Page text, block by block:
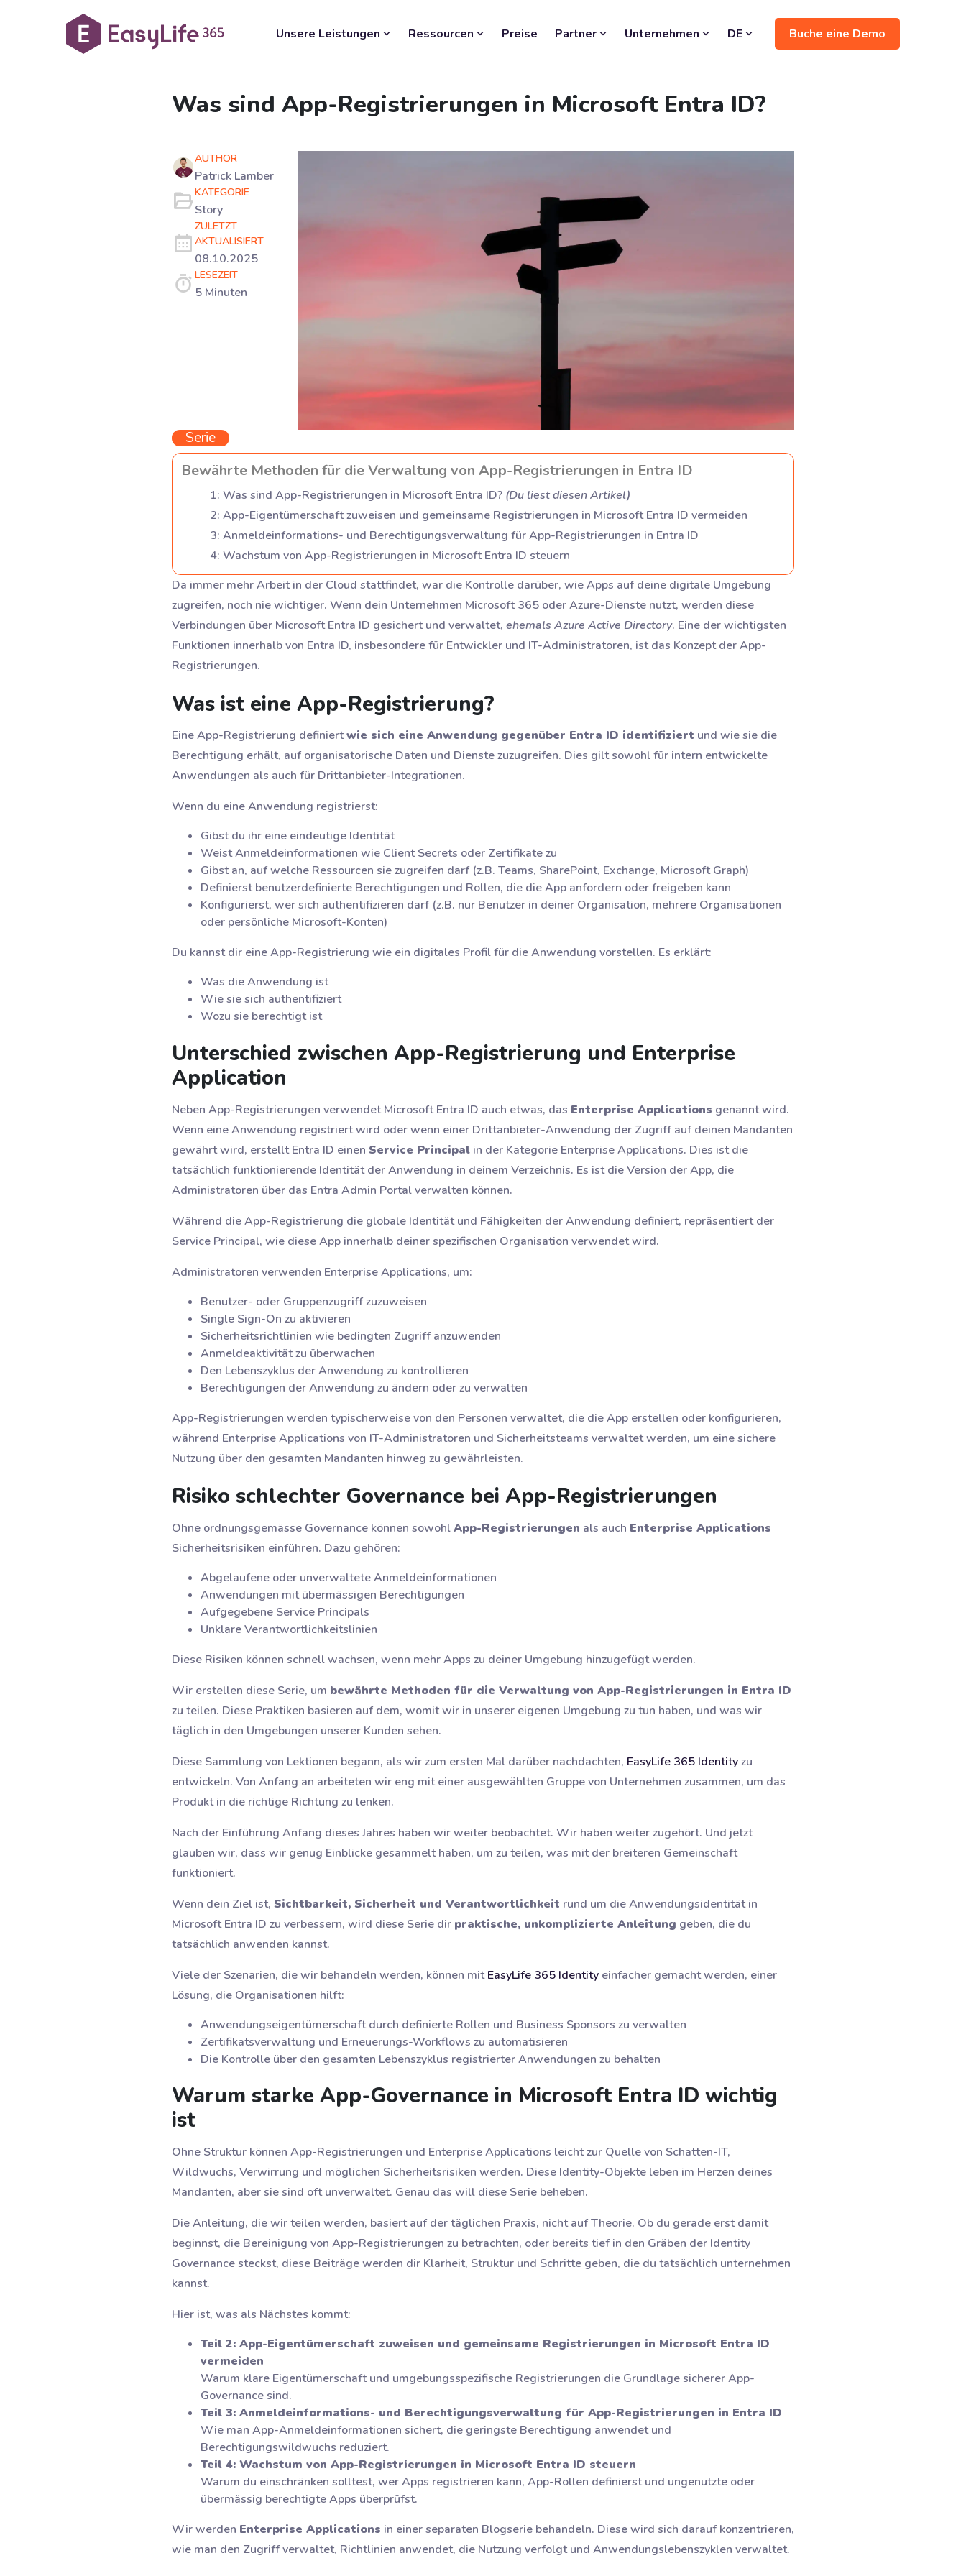
Unsere Leistungen Ressourcen Preise Partner Unternehmen DE Buche eine Demo
Was sind App-Registrierungen in Microsoft Entra ID?
AUTHOR
Patrick Lamber
KATEGORIE
Story
ZULETZT
AKTUALISIERT
08.10.2025
LESEZEIT
5 Minuten
Serie
Bewährte Methoden für die Verwaltung von App-Registrierungen in Entra ID
1: Was sind App-Registrierungen in Microsoft Entra ID? (Du liest diesen Artikel)
2: App-Eigentümerschaft zuweisen und gemeinsame Registrierungen in Microsoft Entra ID vermeiden
3: Anmeldeinformations- und Berechtigungsverwaltung für App-Registrierungen in Entra ID
4: Wachstum von App-Registrierungen in Microsoft Entra ID steuern
Da immer mehr Arbeit in der Cloud stattfindet, war die Kontrolle darüber, wie Apps auf deine digitale Umgebung
zugreifen, noch nie wichtiger. Wenn dein Unternehmen Microsoft 365 oder Azure-Dienste nutzt, werden diese
Verbindungen über Microsoft Entra ID gesichert und verwaltet, ehemals Azure Active Directory. Eine der wichtigsten
Funktionen innerhalb von Entra ID, insbesondere für Entwickler und IT-Administratoren, ist das Konzept der App-
Registrierungen.
Was ist eine App-Registrierung?
Eine App-Registrierung definiertwie sich eine Anwendung gegenüber Entra ID identifiziert und wie sie die
Berechtigung erhält, auf organisatorische Daten und Dienste zuzugreifen. Dies gilt sowohl für intern entwickelte
Anwendungen als auch für Drittanbieter-Integrationen.
Wenn du eine Anwendung registrierst:
Gibst du ihr eine eindeutige Identität
Weist Anmeldeinformationen wie Client Secrets oder Zertifikate zu
Gibst an, auf welche Ressourcen sie zugreifen darf (z.B. Teams, SharePoint, Exchange, Microsoft Graph)
Definierst benutzerdefinierte Berechtigungen und Rollen, die die App anfordern oder freigeben kann
Konfigurierst, wer sich authentifizieren darf (z.B. nur Benutzer in deiner Organisation, mehrere Organisationen
oder persönliche Microsoft-Konten)
Du kannst dir eine App-Registrierung wie ein digitales Profil für die Anwendung vorstellen. Es erklärt:
Was die Anwendung ist
Wie sie sich authentifiziert
Wozu sie berechtigt ist
Unterschied zwischen App-Registrierung und Enterprise
Application
Neben App-Registrierungen verwendet Microsoft Entra ID auch etwas, das Enterprise Applications genannt wird.
Wenn eine Anwendung registriert wird oder wenn einer Drittanbieter-Anwendung der Zugriff auf deinen Mandanten
gewährt wird, erstellt Entra ID einen Service Principal in der Kategorie Enterprise Applications. Dies ist die
tatsächlich funktionierende Identität der Anwendung in deinem Verzeichnis. Es ist die Version der App, die
Administratoren über das Entra Admin Portal verwalten können.
Während die App-Registrierung die globale Identität und Fähigkeiten der Anwendung definiert, repräsentiert der
Service Principal, wie diese App innerhalb deiner spezifischen Organisation verwendet wird.
Administratoren verwenden Enterprise Applications, um:
Benutzer- oder Gruppenzugriff zuzuweisen
Single Sign-On zu aktivieren
Sicherheitsrichtlinien wie bedingten Zugriff anzuwenden
Anmeldeaktivität zu überwachen
Den Lebenszyklus der Anwendung zu kontrollieren
Berechtigungen der Anwendung zu ändern oder zu verwalten
App-Registrierungen werden typischerweise von den Personen verwaltet, die die App erstellen oder konfigurieren,
während Enterprise Applications von IT-Administratoren und Sicherheitsteams verwaltet werden, um eine sichere
Nutzung über den gesamten Mandanten hinweg zu gewährleisten.
Risiko schlechter Governance bei App-Registrierungen
Ohne ordnungsgemässe Governance können sowohlApp-Registrierungen als auch Enterprise Applications
Sicherheitsrisiken einführen. Dazu gehören:
Abgelaufene oder unverwaltete Anmeldeinformationen
Anwendungen mit übermässigen Berechtigungen
Aufgegebene Service Principals
Unklare Verantwortlichkeitslinien
Diese Risiken können schnell wachsen, wenn mehr Apps zu deiner Umgebung hinzugefügt werden.
Wir erstellen diese Serie, um bewährte Methoden für die Verwaltung von App-Registrierungen in Entra ID
zu teilen. Diese Praktiken basieren auf dem, womit wir in unserer eigenen Umgebung zu tun haben, und was wir
täglich in den Umgebungen unserer Kunden sehen.
Diese Sammlung von Lektionen begann, als wir zum ersten Mal darüber nachdachten, EasyLife 365 Identityzu
entwickeln. Von Anfang an arbeiteten wir eng mit einer ausgewählten Gruppe von Unternehmen zusammen, um das
Produkt in die richtige Richtung zu lenken.
Nach der Einführung Anfang dieses Jahres haben wir weiter beobachtet. Wir haben weiter zugehört. Und jetzt
glauben wir, dass wir genug Einblicke gesammelt haben, um zu teilen, was mit der breiteren Gemeinschaft
funktioniert.
Wenn dein Ziel ist, Sichtbarkeit, Sicherheit und Verantwortlichkeit rund um die Anwendungsidentität in
Microsoft Entra ID zu verbessern, wird diese Serie dir praktische, unkomplizierte Anleitung geben, die du
tatsächlich anwenden kannst.
Viele der Szenarien, die wir behandeln werden, können mitEasyLife 365 Identity einfacher gemacht werden, einer
Lösung, die Organisationen hilft:
Anwendungseigentümerschaft durch definierte Rollen und Business Sponsors zu verwalten
Zertifikatsverwaltung und Erneuerungs-Workflows zu automatisieren
Die Kontrolle über den gesamten Lebenszyklus registrierter Anwendungen zu behalten
Warum starke App-Governance in Microsoft Entra ID wichtig
ist
Ohne Struktur können App-Registrierungen und Enterprise Applications leicht zur Quelle von Schatten-IT,
Wildwuchs, Verwirrung und möglichen Sicherheitsrisiken werden. Diese Identity-Objekte leben im Herzen deines
Mandanten, aber sie sind oft unverwaltet. Genau das will diese Serie beheben.
Die Anleitung, die wir teilen werden, basiert auf der täglichen Praxis, nicht auf Theorie. Ob du gerade erst damit
beginnst, die Bereinigung von App-Registrierungen zu betrachten, oder bereits tief in den Gräben der Identity
Governance steckst, diese Beiträge werden dir Klarheit, Struktur und Schritte geben, die du tatsächlich unternehmen
kannst.
Hier ist, was als Nächstes kommt:
Teil 2: App-Eigentümerschaft zuweisen und gemeinsame Registrierungen in Microsoft Entra ID
vermeiden
Warum klare Eigentümerschaft und umgebungsspezifische Registrierungen die Grundlage sicherer App-
Governance sind.
Teil 3: Anmeldeinformations- und Berechtigungsverwaltung für App-Registrierungen in Entra ID
Wie man App-Anmeldeinformationen sichert, die geringste Berechtigung anwendet und
Berechtigungswildwuchs reduziert.
Teil 4: Wachstum von App-Registrierungen in Microsoft Entra ID steuern
Warum du einschränken solltest, wer Apps registrieren kann, App-Rollen definierst und ungenutzte oder
übermässig berechtigte Apps überprüfst.
Wir werden Enterprise Applications in einer separaten Blogserie behandeln. Diese wird sich darauf konzentrieren,
wie man den Zugriff verwaltet, Richtlinien anwendet, die Nutzung verfolgt und Anwendungslebenszyklen verwaltet.